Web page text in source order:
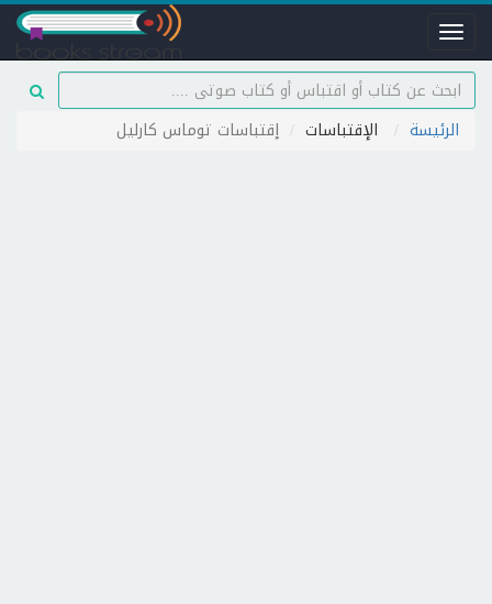
Toggle
navigation
الرئيسة الإقتباسات إقتباسات توماس كارليل